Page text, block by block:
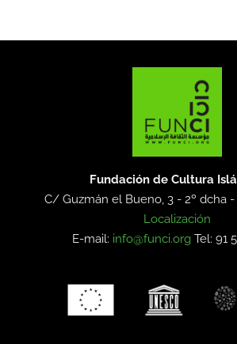
Fundación de Cultura
C/ Guzmán el Bueno, 3 - 2º dcha
Localización
E-mail: info@funci.org Tel: 91